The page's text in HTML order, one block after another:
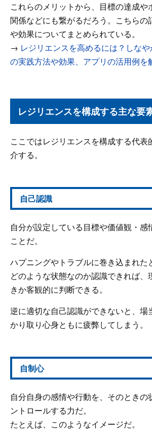
これらのメリットから、目標の達成や
関係などにも繋がるだろう。こちらの
や効果についてまとめられている。
→ レジリエンスを高めるには？しな
の実践方法や効果、アプリの活用例を
レジリエンスを構成する主な要
ここではレジリエンスを構成する代表
介する。
自己認識
自分が設定している目標や価値観・感
ことだ。
ハプニングやトラブルに巻き込まれた
どのような状態なのか認識できれば、
きか客観的に判断できる。
逆に適切な自己認識ができないと、場
かり取り心身ともに疲弊してしまう。
自制心
自分自身の感情や行動を、そのときの
ントロールする力だ。
たとえば、このようなイメージだ。